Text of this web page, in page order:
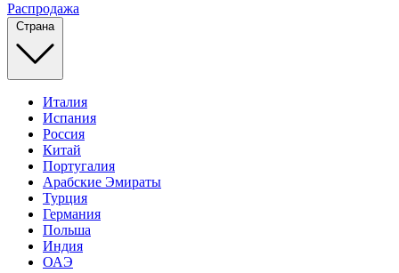
Распродажа
Страна
Италия
Испания
Россия
Китай
Португалия
Арабские Эмираты
Турция
Германия
Польша
Индия
ОАЭ